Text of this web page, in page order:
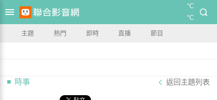
°C
°C
主題 熱門 即時 直播 節目
時事 返回主題列表